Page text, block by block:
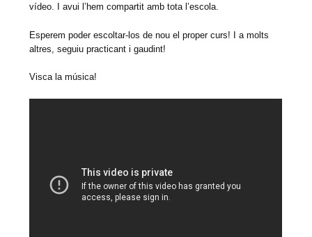
vídeo. I avui l’hem compartit amb tota l’escola.
Esperem poder escoltar-los de nou el proper curs! I a molts
altres, seguiu practicant i gaudint!
Visca la música!